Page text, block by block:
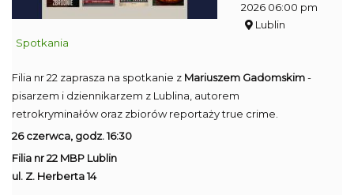
2026 06:00 pm
Lublin
Spotkania
Filia nr 22 zaprasza na spotkanie z Mariuszem Gadomskim-
pisarzem i dziennikarzem z Lublina, autorem
retrokryminałów oraz zbiorów reportaży true crime.
26 czerwca, godz. 16:30
Filia nr 22 MBP Lublin
ul. Z. Herberta 14